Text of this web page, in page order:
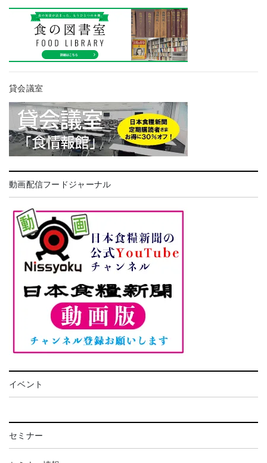
貸会議室
動画配信フードジャーナル
イベント
セミナー